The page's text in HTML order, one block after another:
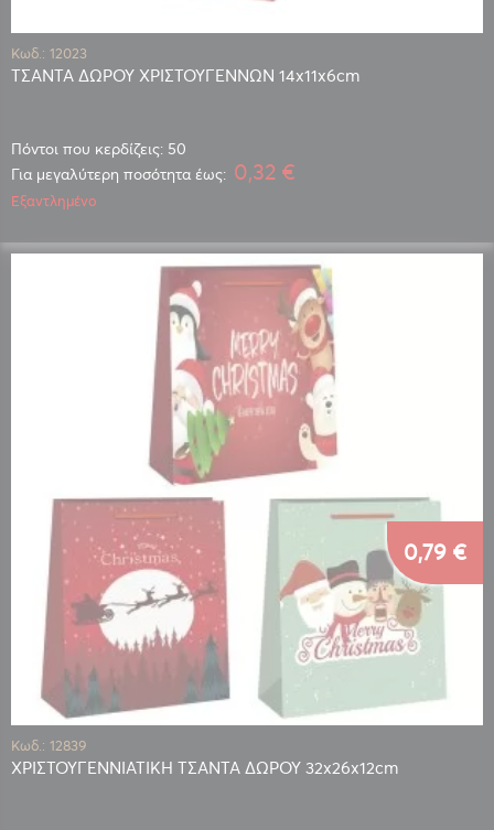
Κωδ.: 12023
ΤΣΑΝΤΑ ΔΩΡΟΥ ΧΡΙΣΤΟΥΓΕΝΝΩΝ 14x11x6cm
Πόντοι που κερδίζεις: 50
Για μεγαλύτερη ποσότητα έως: 0,32 €
Εξαντλημένο
Κωδ.: 12839
ΧΡΙΣΤΟΥΓΕΝΝΙΑΤΙΚΗ ΤΣΑΝΤΑ ΔΩΡΟΥ 32x26x12cm
0,79 €